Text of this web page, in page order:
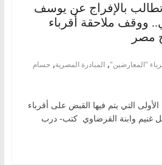
تطالب بالإفراج عن يوسف
ووقف ملاحقة أقرباء
مصر
"المعارضين", المبادرة المصرية, حسام
التي يتم فيها القبض على أقرباء
غنيم وابنة القرضاوي كتب- درب